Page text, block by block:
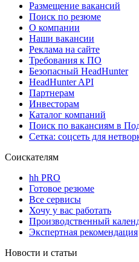
Размещение вакансий
Поиск по резюме
О компании
Наши вакансии
Реклама на сайте
Требования к ПО
Безопасный HeadHunter
HeadHunter API
Партнерам
Инвесторам
Каталог компаний
Поиск по вакансиям в
Сетка: соцсеть для
Соискателям
hh PRO
Готовое резюме
Все сервисы
Хочу у вас работать
Производственный
Экспертная рекомендация
Новости и статьи